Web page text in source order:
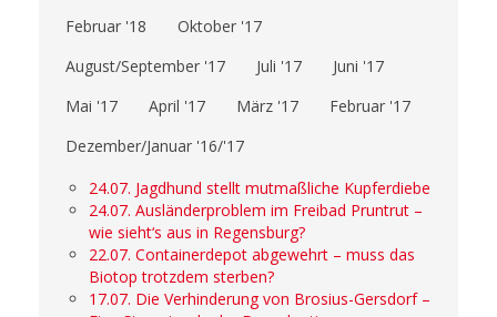
Februar '18
Oktober '17
August/September '17
Juli '17
Juni '17
Mai '17
April '17 März '17
Februar '17
Dezember/Januar '16/'17
24.07. Jagdhund stellt mutmaßliche Kupferdiebe
24.07. Ausländerproblem im Freibad Pruntrut –
wie sieht‘s aus in Regensburg?
22.07. Containerdepot abgewehrt – muss das
Biotop trotzdem sterben?
17.07. Die Verhinderung von Brosius-Gersdorf –